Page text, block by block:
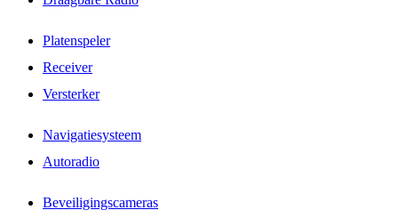
Platenspeler
Receiver
Versterker
Navigatiesysteem
Autoradio
Beveiligingscameras